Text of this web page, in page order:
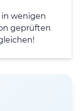
in wenigen
geprüften